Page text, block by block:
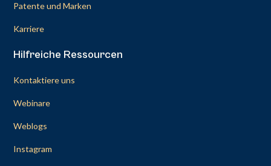
Patente und Marken
Karriere
Hilfreiche Ressourcen
Kontaktiere uns
Webinare
Weblogs
Instagram